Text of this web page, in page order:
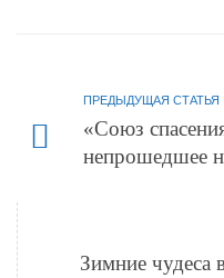
ПРЕДЫДУЩАЯ СТАТЬЯ
«Союз
непрошедшее
Зимние чудеса